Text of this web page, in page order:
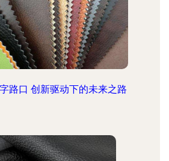
路口 创新驱动下的未来之路